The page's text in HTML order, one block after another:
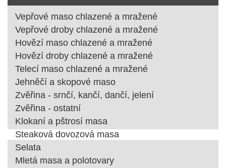
Vepřové maso chlazené a mražené
Vepřové droby chlazené a mražené
Hovězí maso chlazené a mražené
Hovězí droby chlazené a mražené
Telecí maso chlazené a mražené
Jehněčí a skopové maso
Zvěřina - srnčí, kančí, dančí, jelení
Zvěřina - ostatní
Klokaní a pštrosí masa
Steaková dovozová masa
Selata
Mletá masa a polotovary